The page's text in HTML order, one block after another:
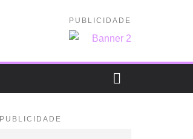
PUBLICIDADE
PUBLICIDADE